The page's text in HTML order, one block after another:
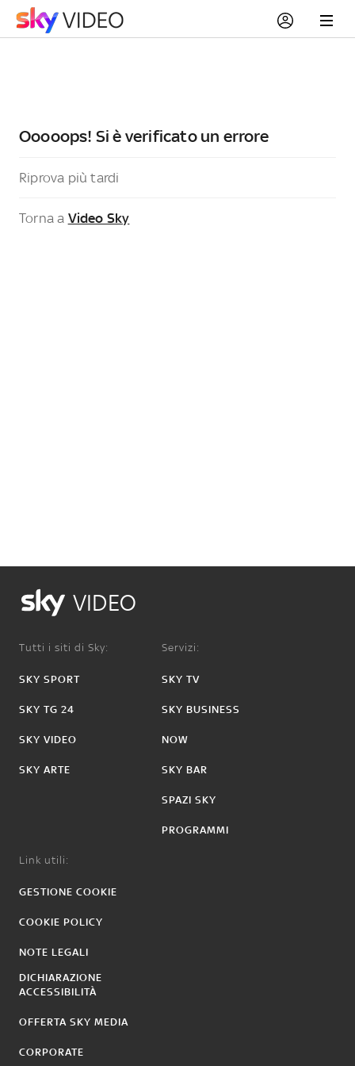
Ooooops! Si è verificato un errore
Riprova più tardi
Torna a Video Sky
VIDEO
Tutti i siti di Sky:
SKY SPORT
SKY TG 24
SKY VIDEO
SKY ARTE
Servizi:
SKY TV
SKY BUSINESS
NOW
SKY BAR
SPAZI SKY
PROGRAMMI
Link utili:
GESTIONE COOKIE
COOKIE POLICY
NOTE LEGALI
DICHIARAZIONE
ACCESSIBILITÀ
OFFERTA SKY MEDIA
CORPORATE